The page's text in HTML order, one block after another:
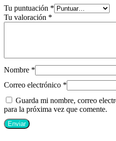
Tu puntuación *
Tu valoración *
Nombre *
Correo electrónico *
Guarda mi nombre, correo
para la próxima vez que comente.